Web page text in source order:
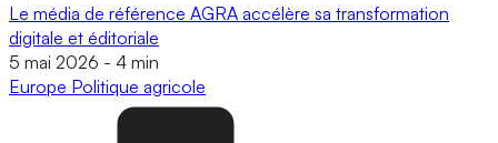
Le média de référence AGRA accélère sa transformation
digitale et éditoriale
5 mai 2026 - 4 min
Europe Politique agricole